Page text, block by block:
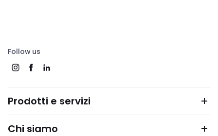
Follow us
Prodotti e servizi
Chi siamo